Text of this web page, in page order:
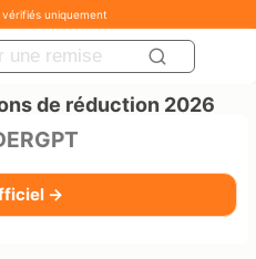
uniquement
de réduction 2026
→